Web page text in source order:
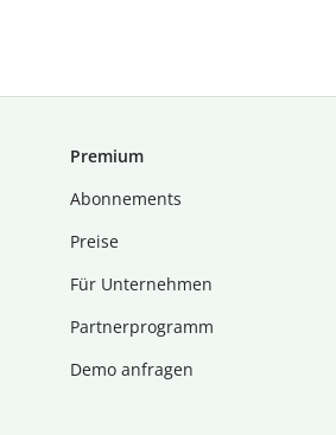
Premium
Abon­ne­ments
Preise
Für Unternehmen
Partnerprogramm
Demo anfragen